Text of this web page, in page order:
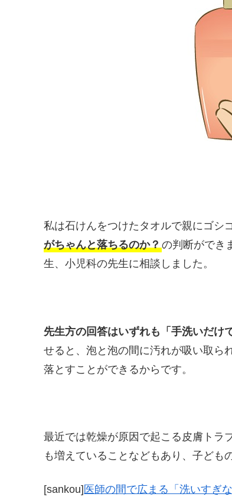
私は石けんをつけたタオルで親にゴシ
がちゃんと落ちるのか？の判断ができ
生、小児科の先生に相談しました。
先生方の回答はいずれも「手洗いだけ
せると、泡と泡の間に汚れが吸い取ら
落とすことができるからです。
最近では乾燥が原因で起こる皮膚トラ
も増えていることなどもあり、子ども
[sankou] 医師の間で広まる「洗いすぎ